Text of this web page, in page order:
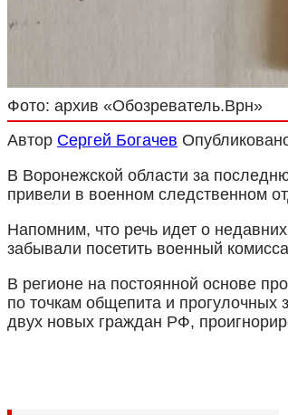
Фото: архив «Обозреватель.Врн»
Автор Сергей Богачев
В Воронежской области за
привели в военном следственном
Напомним, что речь идет о
забывали посетить военный
В регионе на постоянной основе
по точкам общепита и прогулочных
двух новых граждан РФ,